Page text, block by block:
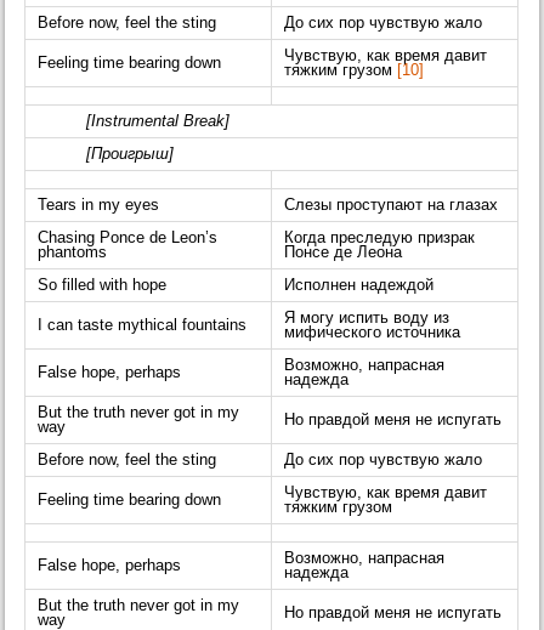
Before now, feel the sting
До сих пор чувствую жало
Feeling time bearing down
Чувствую, как время давит
тяжким грузом [10]
[Instrumental Break]
[Проигрыш]
Tears in my eyes
Слезы проступают на глазах
Chasing Ponce de Leon’s
phantoms
Когда преследую призрак
Понсе де Леона
So filled with hope
Исполнен надеждой
I can taste mythical fountains
Я могу испить воду из
мифического источника
False hope, perhaps
Возможно, напрасная
надежда
But the truth never got in my
way
Но правдой меня не испугать
Before now, feel the sting До сих пор чувствую жало
Feeling time bearing down
Чувствую, как время давит
тяжким грузом
False hope, perhaps
Возможно, напрасная
надежда
But the truth never got in my
way
Но правдой меня не испугать